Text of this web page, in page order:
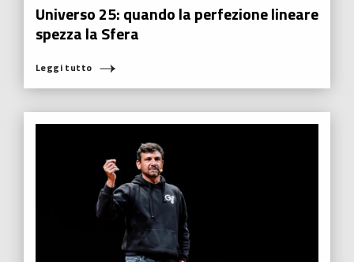
Universo 25: quando la perfezione lineare
spezza la Sfera
Leggi tutto